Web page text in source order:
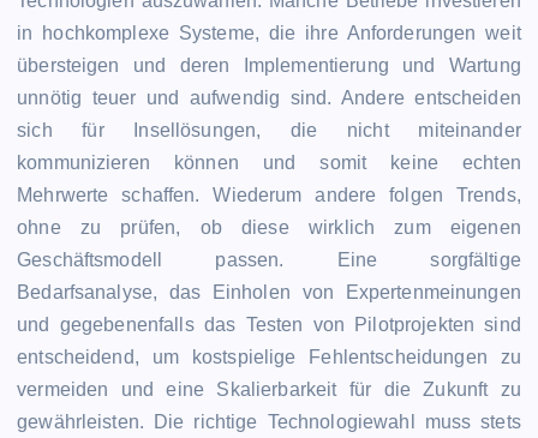
in hochkomplexe Systeme, die ihre Anforderungen weit
übersteigen und deren Implementierung und Wartung
unnötig teuer und aufwendig sind. Andere entscheiden
sich für Insellösungen, die nicht miteinander
kommunizieren können und somit keine echten
Mehrwerte schaffen. Wiederum andere folgen Trends,
ohne zu prüfen, ob diese wirklich zum eigenen
Geschäftsmodell passen. Eine sorgfältige
Bedarfsanalyse, das Einholen von Expertenmeinungen
und gegebenenfalls das Testen von Pilotprojekten sind
entscheidend, um kostspielige Fehlentscheidungen zu
vermeiden und eine Skalierbarkeit für die Zukunft zu
gewährleisten. Die richtige Technologiewahl muss stets